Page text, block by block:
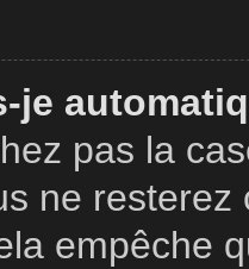
je
pas la
ne
empêche